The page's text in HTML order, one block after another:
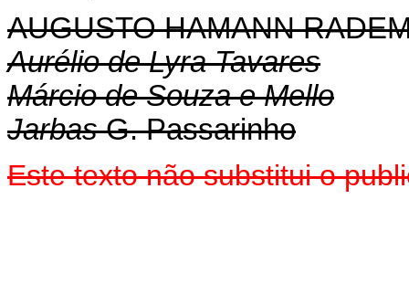
AUGUSTO HAMANN
Aurélio de Lyra Tavares
Márcio de Souza e Mello
JarbasG. Passarinho
Este texto não substitui o